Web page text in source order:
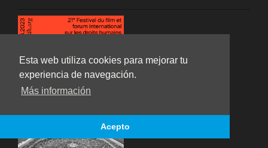
Esta web utiliza cookies para mejorar tu
experiencia de navegación.
Más información
Acepto